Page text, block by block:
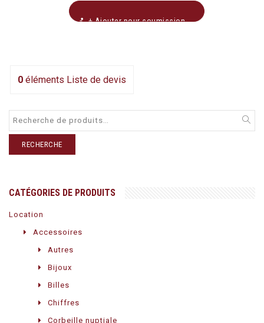
+ Ajouter pour soumission
0 éléments Liste de devis
RECHERCHE
CATÉGORIES DE PRODUITS
Location
Accessoires
Autres
Bijoux
Billes
Chiffres
Corbeille nuptiale